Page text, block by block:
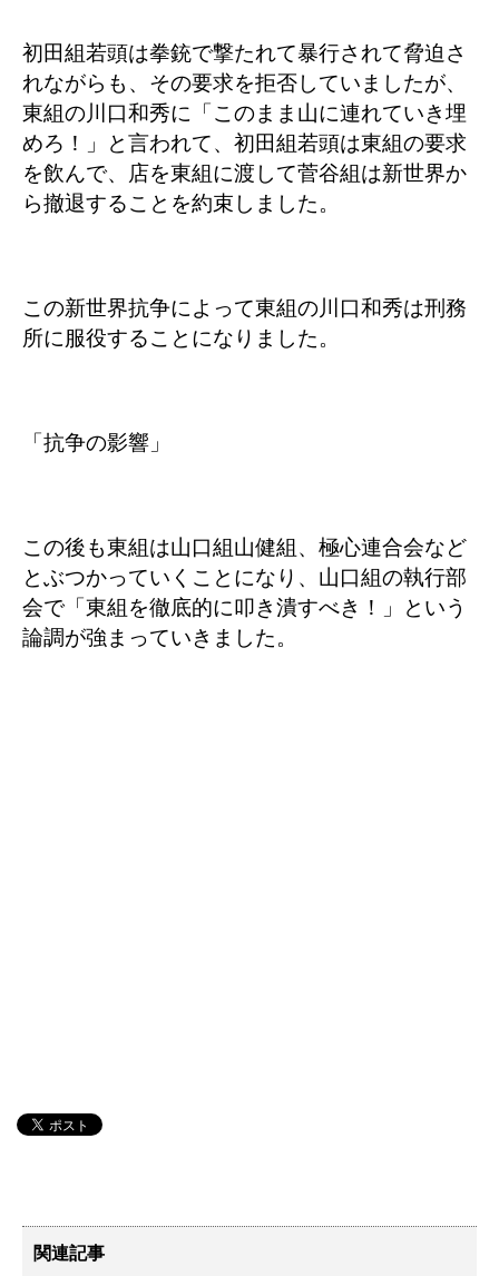
初田組若頭は拳銃で撃たれて暴行されて脅迫さ
れながらも、その要求を拒否していましたが、
東組の川口和秀に「このまま山に連れていき埋
めろ！」と言われて、初田組若頭は東組の要求
を飲んで、店を東組に渡して菅谷組は新世界か
ら撤退することを約束しました。
この新世界抗争によって東組の川口和秀は刑務
所に服役することになりました。
「抗争の影響」
この後も東組は山口組山健組、極心連合会など
とぶつかっていくことになり、山口組の執行部
会で「東組を徹底的に叩き潰すべき！」という
論調が強まっていきました。
関連記事